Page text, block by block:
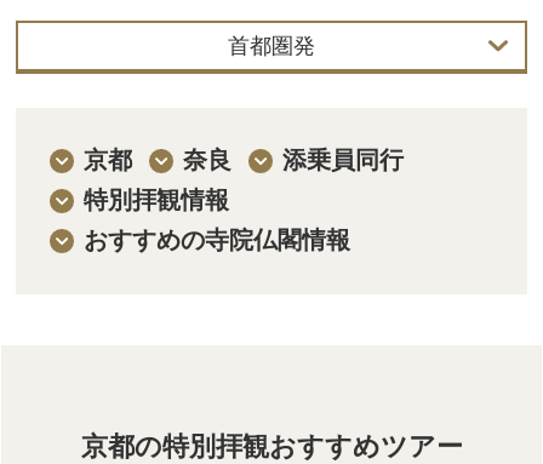
首都圏発
中部発
京都 奈良
添乗員同行
特別拝観情報
おすすめの寺院仏閣情報
京都の特別拝観おすすめツアー